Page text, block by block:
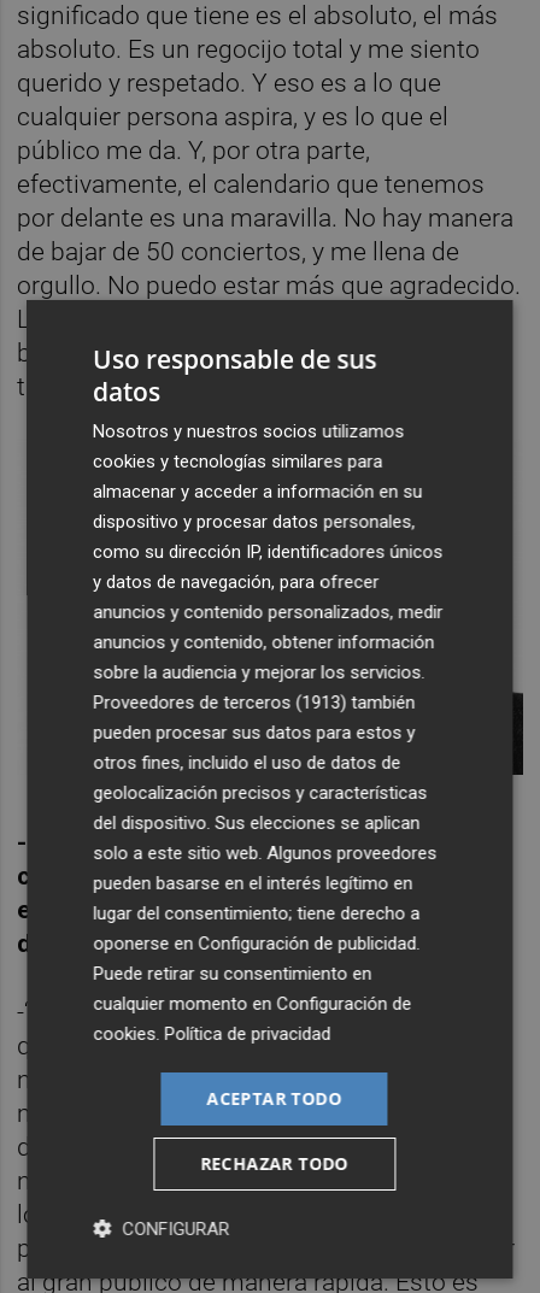
significado que tiene es el absoluto, el más
absoluto. Es un regocijo total y me siento
querido y respetado. Y eso es a lo que
cualquier persona aspira, y es lo que el
público me da. Y, por otra parte,
efectivamente, el calendario que tenemos
por delante es una maravilla. No hay manera
de bajar de 50 conciertos, y me llena de
orgullo. No puedo estar más que agradecido.
Lo pasó tremendo, y encima en esta gira la
banda ha dado un subidón de nivel
tremendo.
-¿Hasta qué punto tu disco ‘Básico’ fue
clave en tu carrera, Carlos? Si no hubiera
existido, ¿habría sido diferente la historia
de Revólver?
-‘Básico’ fue absolutamente clave. Tendría
que ser un necio absurdo y poco profesional
no reconocerlo. Como he contado en
muchas ocasiones, ‘Básico’ sacó a Revólver
de los cajones de las tiendas de discos que
nadie escuchaba y lo colocó en el cajón de
los discos a los que prestar atención. Fue,
por supuestísimo, imprescindible para llegar
al gran público de manera rápida. Esto es
Uso responsable de sus
datos
Nosotros y nuestros socios utilizamos
cookies y tecnologías similares para
almacenar y acceder a información en su
dispositivo y procesar datos personales,
como su dirección IP, identificadores únicos
y datos de navegación, para ofrecer
anuncios y contenido personalizados, medir
anuncios y contenido, obtener información
sobre la audiencia y mejorar los servicios.
Proveedores de terceros (1913) también
pueden procesar sus datos para estos y
otros fines, incluido el uso de datos de
geolocalización precisos y características
del dispositivo. Sus elecciones se aplican
solo a este sitio web. Algunos proveedores
pueden basarse en el interés legítimo en
lugar del consentimiento; tiene derecho a
oponerse enConfiguración de publicidad.
Puede retirar su consentimiento en
cualquier momento enConfiguración de
cookies.Política de privacidad
ACEPTAR TODO
RECHAZAR TODO
CONFIGURAR